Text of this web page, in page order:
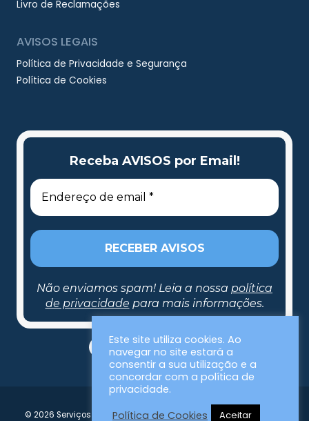
Livro de Reclamações
AVISOS LEGAIS
Política de Privacidade e Segurança
Política de Cookies
Receba AVISOS por Email!
Não enviamos spam! Leia a nossa política
de privacidade para mais informações.
© 2026 Serviços Municipalizados da Nazaré | Todos os direitos
Este site utiliza cookies. Ao
navegar no site estará a
consentir a sua utilização e a
concordar com a política de
privacidade.
Política de Cookies
Aceitar